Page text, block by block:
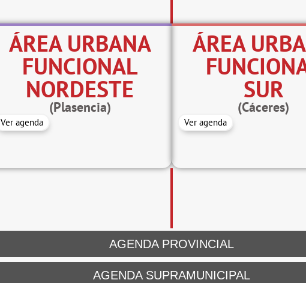
ÁREA URBANA
FUNCIONAL
NORDESTE
(Plasencia)
Ver agenda
ÁREA
SUR
(Cáceres)
Ver agenda
AGENDA PROVINCIAL
AGENDA SUPRAMUNICIPAL